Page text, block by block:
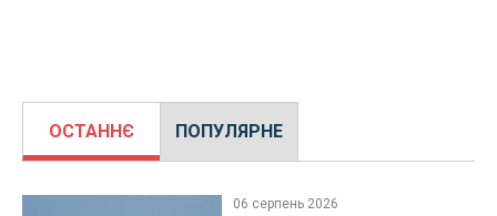
ОСТАННЄ ПОПУЛЯРНЕ
06 серпень 2026